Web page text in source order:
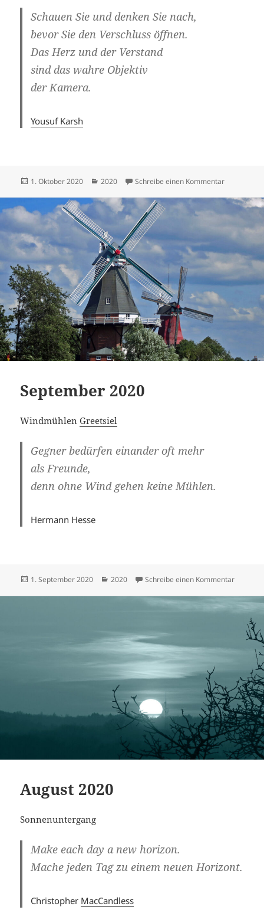
Schauen Sie und denken Sie nach,
bevor Sie den Verschluss öffnen.
Das Herz und der Verstand
sind das wahre Objektiv
der Kamera.
Yousuf Karsh
Veröffentlicht
1. Oktober 2020 Kategorien
2020 Schreibe einen Kommentarzu Oktober
September 2020
WindmühlenGreetsiel
Gegner bedürfen einander oft mehr
als Freunde,
denn ohne Wind gehen keine Mühlen.
Hermann Hesse
Veröffentlicht
1. September 2020 Kategorien
2020 Schreibe einen Kommentarzu
August 2020
Sonnenuntergang
Make each day a new horizon.
Mache jeden Tag zu einem neuen Horizont.
Christopher MacCandless